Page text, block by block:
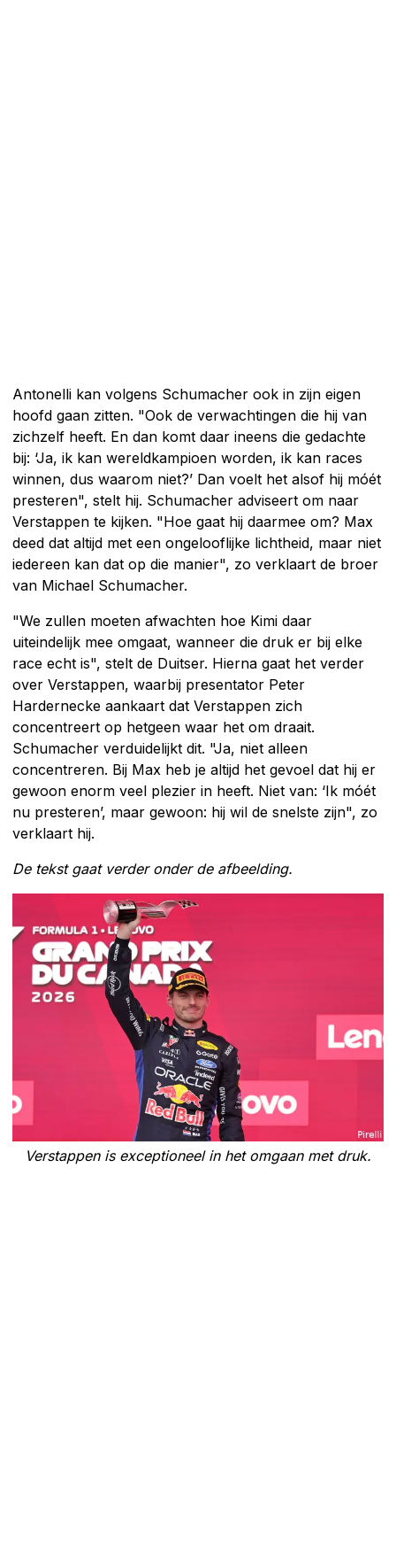
Antonelli kan volgens Schumacher ook in zijn eigen
hoofd gaan zitten. "Ook de verwachtingen die hij van
zichzelf heeft. En dan komt daar ineens die gedachte
bij: ‘Ja, ik kan wereldkampioen worden, ik kan races
winnen, dus waarom niet?’ Dan voelt het alsof hij móét
presteren", stelt hij. Schumacher adviseert om naar
Verstappen te kijken. "Hoe gaat hij daarmee om? Max
deed dat altijd met een ongelooflijke lichtheid, maar niet
iedereen kan dat op die manier", zo verklaart de broer
van Michael Schumacher.
"We zullen moeten afwachten hoe Kimi daar
uiteindelijk mee omgaat, wanneer die druk er bij elke
race echt is", stelt de Duitser. Hierna gaat het verder
over Verstappen, waarbij presentator Peter
Hardernecke aankaart dat Verstappen zich
concentreert op hetgeen waar het om draait.
Schumacher verduidelijkt dit. "Ja, niet alleen
concentreren. Bij Max heb je altijd het gevoel dat hij er
gewoon enorm veel plezier in heeft. Niet van: ‘Ik móét
nu presteren’, maar gewoon: hij wil de snelste zijn", zo
verklaart hij.
De tekst gaat verder onder de afbeelding.
Verstappen is exceptioneel in het omgaan met druk.